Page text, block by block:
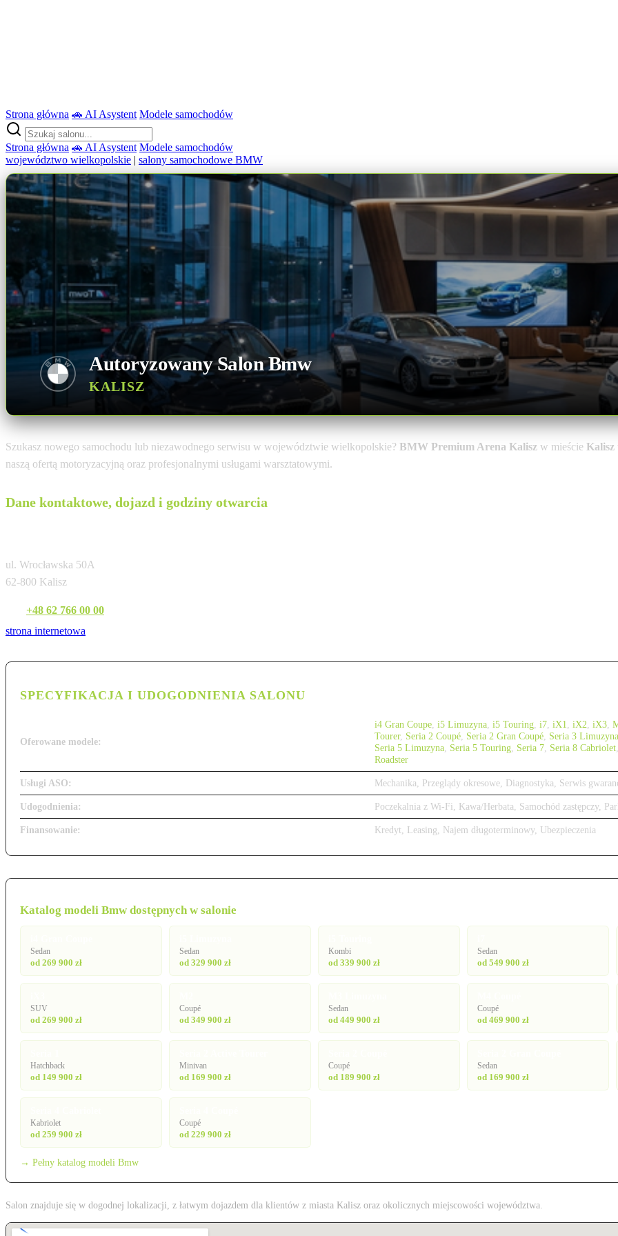
Strona główna 🚗 AI Asystent Modele samochodów
Strona główna 🚗 AI Asystent Modele samochodów
województwo wielkopolskie | salony samochodowe BMW
Autoryzowany Salon Bmw
KALISZ
Szukasz nowego samochodu lub niezawodnego serwisu w województwie wielkopolskie? BMW Premium Arena Kalisz w mieście Kalisz
naszą ofertą motoryzacyjną oraz profesjonalnymi usługami warsztatowymi.
Dane kontaktowe, dojazd i godziny otwarcia
ul. Wrocławska 50A
62-800 Kalisz
+48 62 766 00 00
strona internetowa
SPECYFIKACJA I UDOGODNIENIA SALONU
Oferowane modele:
i4 Gran Coupe i5 Limuzyna i5 Touring i7 iX1 iX2 iX3
Tourer, Seria 2 Coupé Seria 2 Gran Coupé Seria 3 Limuzyna
Seria 5 Limuzyna Seria 5 Touring Seria 7 Seria 8 Cabriolet
Roadster
Usługi ASO: Mechanika, Przeglądy okresowe, Diagnostyka, Serwis
Udogodnienia: Poczekalnia z Wi-Fi, Kawa/Herbata, Samochód zastępczy,
Finansowanie: Kredyt, Leasing, Najem długoterminowy, Ubezpieczenia
Katalog modeli Bmw dostępnych w salonie
Sedan
od 269 900 zł
Sedan
od 329 900 zł
Kombi
od 339 900 zł
Sedan
od 549 900 zł
SUV
od 269 900 zł
Coupé
od 349 900 zł
Sedan
od 449 900 zł
Coupé
od 469 900 zł
Hatchback
od 149 900 zł
Minivan
od 169 900 zł
Coupé
od 189 900 zł
Sedan
od 169 900 zł
Kabriolet
od 259 900 zł
Coupé
od 229 900 zł
→ Pełny katalog modeli Bmw
Salon znajduje się w dogodnej lokalizacji, z łatwym dojazdem dla klientów z miasta Kalisz oraz okolicznych miejscowości województwa.